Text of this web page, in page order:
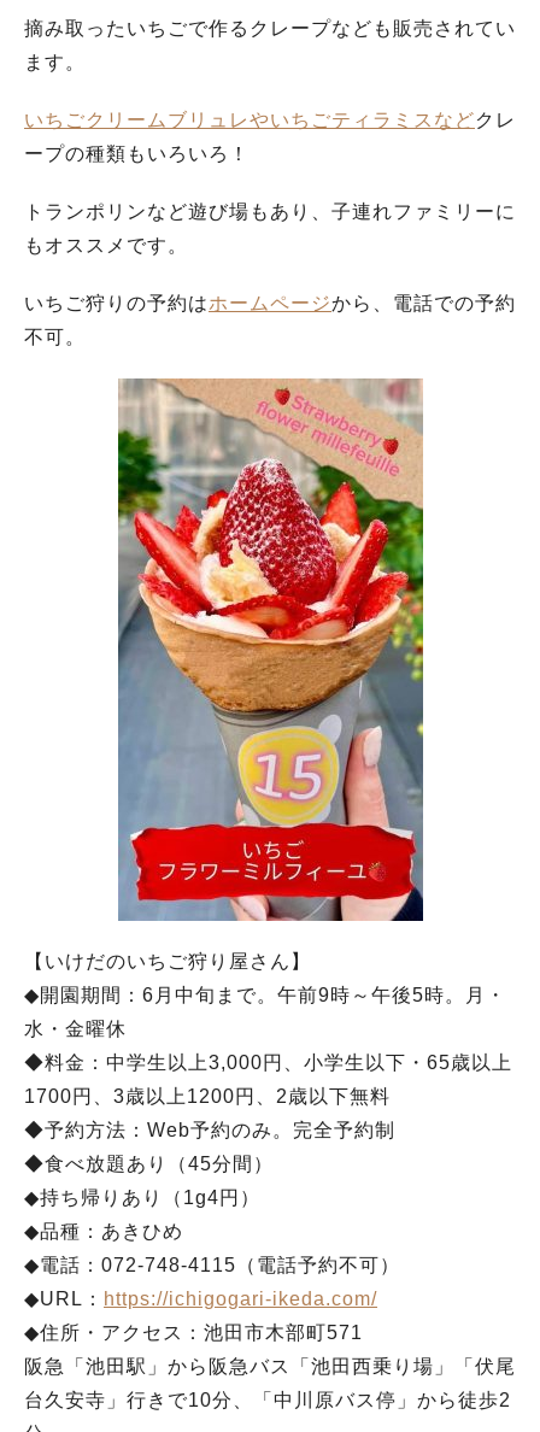
摘み取ったいちごで作るクレープなども販売されてい
ます。
いちごクリームブリュレやいちごティラミスなどクレ
ープの種類もいろいろ！
トランポリンなど遊び場もあり、子連れファミリーに
もオススメです。
いちご狩りの予約はホームページから、電話での予約
不可。
【いけだのいちご狩り屋さん】
◆開園期間：6月中旬まで。午前9時～午後5時。月・
水・金曜休
◆料金：中学生以上3,000円、小学生以下・65歳以上
1700円、3歳以上1200円、2歳以下無料
◆予約方法：Web予約のみ。完全予約制
◆食べ放題あり（45分間）
◆持ち帰りあり（1g4円）
◆品種：あきひめ
◆電話：072-748-4115（電話予約不可）
◆URL： https://ichigogari-ikeda.com/
◆住所・アクセス：池田市木部町571
阪急「池田駅」から阪急バス「池田西乗り場」「伏尾
台久安寺」行きで10分、「中川原バス停」から徒歩2